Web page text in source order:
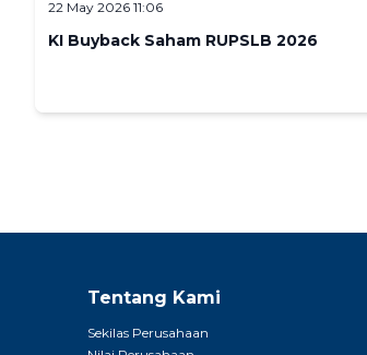
22 May 2026 11:06
KI Buyback Saham RUPSLB 2026
Tentang Kami
Sekilas Perusahaan